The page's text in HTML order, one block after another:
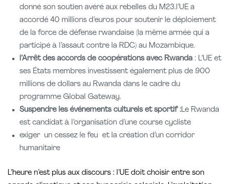
donné son soutien avéré aux rebelles du M23.l’UE a
accordé 40 millions d’euros pour soutenir le déploiement
de laforce de défense rwandaise (la même armée qui a
participé à l’assaut contre la RDC) au Mozambique.
l’Arrêt des accords de coopérations avecRwanda : L’UE et
ses États membres investissent également plus de 900
millions de dollars au Rwanda dans le cadre du
programmeGlobal Gateway.
Suspendre les événements culturels et sportif :Le Rwanda
est candidat à l’organisation d’une course cycliste
exiger un cessez le feu et la création d’un corridor
humanitaire
L’heure n’est plus aux discours : l’UE doit choisir entre son